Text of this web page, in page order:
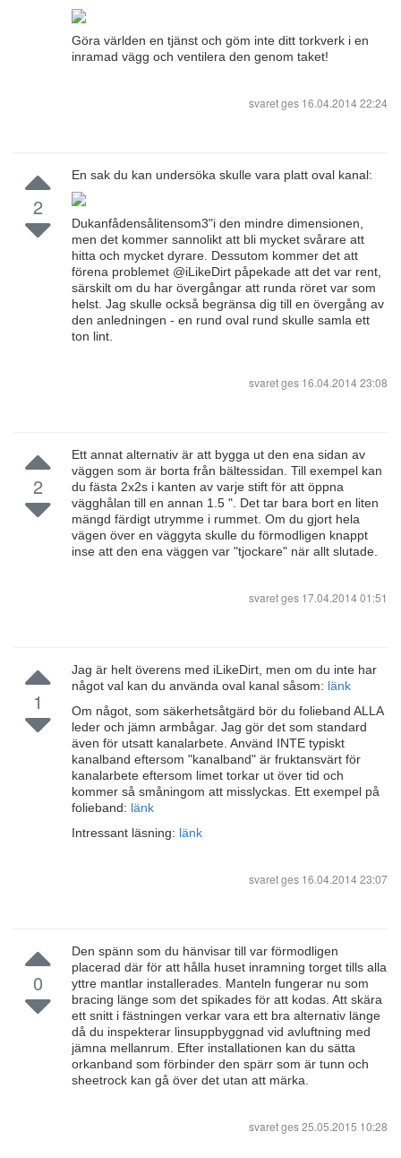
Göra världen en tjänst och göm inte ditt torkverk i en
inramad vägg och ventilera den genom taket!
svaret ges 16.04.2014 22:24
2
En sak du kan undersöka skulle vara platt oval kanal:
Dukanfådensålitensom3"i den mindre dimensionen,
men det kommer sannolikt att bli mycket svårare att
hitta och mycket dyrare. Dessutom kommer det att
förena problemet @iLikeDirt påpekade att det var rent,
särskilt om du har övergångar att runda röret var som
helst. Jag skulle också begränsa dig till en övergång av
den anledningen - en rund oval rund skulle samla ett
ton lint.
svaret ges 16.04.2014 23:08
2
Ett annat alternativ är att bygga ut den ena sidan av
väggen som är borta från bältessidan. Till exempel kan
du fästa 2x2s i kanten av varje stift för att öppna
vägghålan till en annan 1.5 ". Det tar bara bort en liten
mängd färdigt utrymme i rummet. Om du gjort hela
vägen över en väggyta skulle du förmodligen knappt
inse att den ena väggen var "tjockare" när allt slutade.
svaret ges 17.04.2014 01:51
1
Jag är helt överens med iLikeDirt, men om du inte har
något val kan du använda oval kanal såsom: länk
Om något, som säkerhetsåtgärd bör du folieband ALLA
leder och jämn armbågar. Jag gör det som standard
även för utsatt kanalarbete. Använd INTE typiskt
kanalband eftersom "kanalband" är fruktansvärt för
kanalarbete eftersom limet torkar ut över tid och
kommer så småningom att misslyckas. Ett exempel på
folieband: länk
Intressant läsning: länk
svaret ges 16.04.2014 23:07
0
Den spänn som du hänvisar till var förmodligen
placerad där för att hålla huset inramning torget tills alla
yttre mantlar installerades. Manteln fungerar nu som
bracing länge som det spikades för att kodas. Att skära
ett snitt i fästningen verkar vara ett bra alternativ länge
då du inspekterar linsuppbyggnad vid avluftning med
jämna mellanrum. Efter installationen kan du sätta
orkanband som förbinder den spärr som är tunn och
sheetrock kan gå över det utan att märka.
svaret ges25.05.2015 10:28